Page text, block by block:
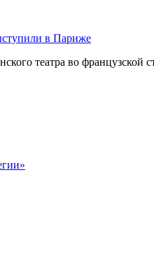
в Париже
театра во французской